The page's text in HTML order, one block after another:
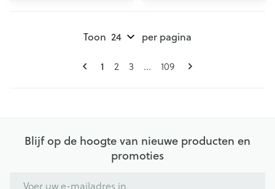
Pagina's
U lees momenteel pagina
1 Pagina
2 Pagina
3 ... Pagina
109
Toon per pagina
Blijf op de hoogte van nieuwe producten en
promoties